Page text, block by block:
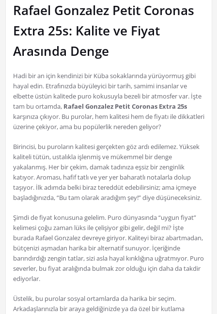
Rafael Gonzalez Petit Coronas
Extra 25s: Kalite ve Fiyat
Arasında Denge
Hadi bir an için kendinizi bir Küba sokaklarında yürüyormuş gibi
hayal edin. Etrafınızda büyüleyici bir tarih, samimi insanlar ve
elbette üstün kalitede puro kokusuyla bezeli bir atmosfer var. İşte
tam bu ortamda, Rafael Gonzalez Petit Coronas Extra 25s
karşınıza çıkıyor. Bu purolar, hem kalitesi hem de fiyatı ile dikkatleri
üzerine çekiyor, ama bu popülerlik nereden geliyor?
Birincisi, bu puroların kalitesi gerçekten göz ardı edilemez. Yüksek
kaliteli tütün, ustalıkla işlenmiş ve mükemmel bir denge
yakalanmış. Her bir çekim, damak tadınıza eşsiz bir zenginlik
katıyor. Aroması, hafif tatlı ve yer yer baharatlı notalarla dolup
taşıyor. İlk adımda belki biraz tereddüt edebilirsiniz; ama içmeye
başladığınızda, “Bu tam olarak aradığım şey!” diye düşüneceksiniz.
Şimdi de fiyat konusuna gelelim. Puro dünyasında “uygun fiyat”
kelimesi çoğu zaman lüks ile çelişiyor gibi gelir, değil mi? İşte
burada Rafael Gonzalez devreye giriyor. Kaliteyi biraz abartmadan,
bütçenizi aşmadan harika bir alternatif sunuyor. İçeriğinde
barındırdığı zengin tatlar, sizi asla hayal kırıklığına uğratmıyor. Puro
severler, bu fiyat aralığında bulmak zor olduğu için daha da takdir
ediyorlar.
Üstelik, bu purolar sosyal ortamlarda da harika bir seçim.
Arkadaşlarınızla bir araya geldiğinizde ya da özel bir kutlama